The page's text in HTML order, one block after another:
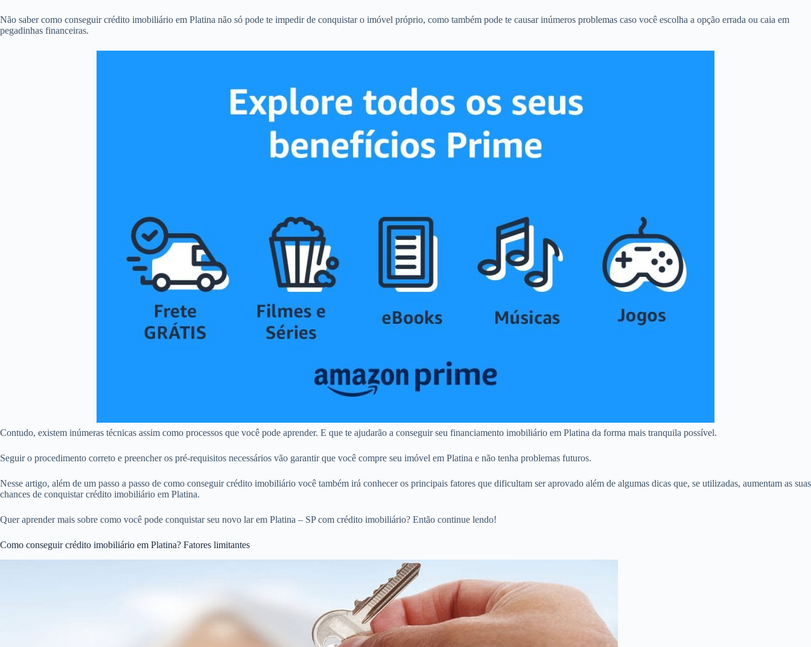
Não saber como conseguir crédito imobiliário em Platina não só pode te impedir de conquistar o imóvel próprio, como também pode te causar inúmeros problemas caso você escolha a opção errada ou caia em
pegadinhas financeiras.
Contudo, existem inúmeras técnicas assim como processos que você pode aprender. E que te ajudarão a conseguir seu financiamento imobiliário em Platina da forma mais tranquila possível.
Seguir o procedimento correto e preencher os pré-requisitos necessários vão garantir que você compre seu imóvel em Platina e não tenha problemas futuros.
Nesse artigo, além de um passo a passo de como conseguir crédito imobiliário você também irá conhecer os principais fatores que dificultam ser aprovado além de algumas dicas que, se utilizadas, aumentam as suas
chances de conquistar crédito imobiliário em Platina.
Quer aprender mais sobre como você pode conquistar seu novo lar em Platina – SP com crédito imobiliário? Então continue lendo!
Como conseguir crédito imobiliário em Platina? Fatores limitantes